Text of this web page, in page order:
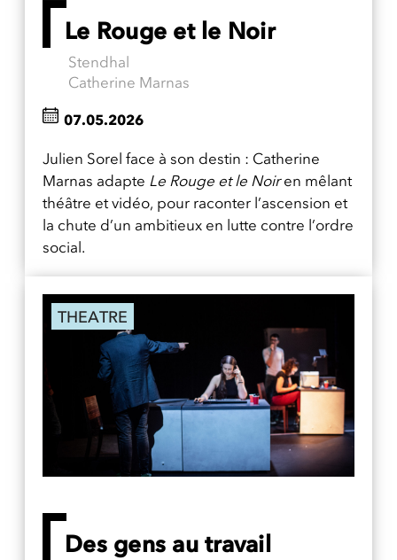
Le Rouge et le Noir
Stendhal
Catherine Marnas
Julien Sorel face à son destin : Catherine
Marnas adapte Le Rouge et le Noiren mêlant
théâtre et vidéo, pour raconter l’ascension et
la chute d’un ambitieux en lutte contre l’ordre
social.
07.05.2026
THEATRE
Des gens au travail